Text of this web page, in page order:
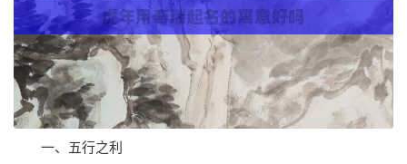
一、五行之利